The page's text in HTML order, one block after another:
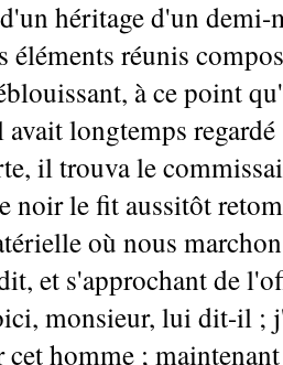
héritage d'un
éléments réunis
à ce point
longtemps
il trouva le
noir le fit aussitôt
où nous
et s'approchant de
monsieur, lui dit-il ;
cet homme ;